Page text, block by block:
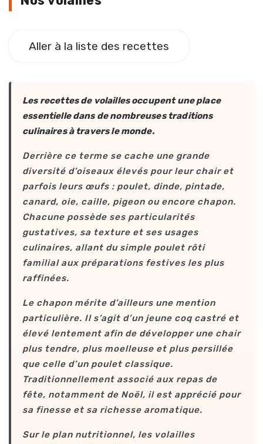
Aller à la liste des recettes
Les recettes de volailles occupent une place
essentielle dans de nombreuses traditions
culinaires à travers le monde.
Derrière ce terme se cache une grande
diversité d’oiseaux élevés pour leur chair et
parfois leurs œufs : poulet, dinde, pintade,
canard, oie, caille, pigeon ou encore chapon.
Chacune possède ses particularités
gustatives, sa texture et ses usages
culinaires, allant du simple poulet rôti
familial aux préparations festives les plus
raffinées.
Le chapon mérite d’ailleurs une mention
particulière. Il s’agit d’un jeune coq castré et
élevé lentement afin de développer une chair
plus tendre, plus moelleuse et plus persillée
que celle d’un poulet classique.
Traditionnellement associé aux repas de
fête, notamment de Noël, il est apprécié pour
sa finesse et sa richesse aromatique.
Sur le plan nutritionnel, les volailles